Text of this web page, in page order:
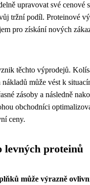
upravovat své cenové
tržní podíl. Proteinové
pro získání nových
těchto výprodejů.
může vést k
zásoby a následně
obchodníci
ceny.
levných proteinů
může výrazně